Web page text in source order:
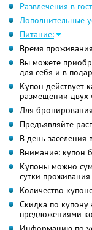
Развлечения в
Дополнительные
Питание:
Время
Вы можете
для себя и в
Купон действует
размещении двух
Для
Предъявляйте
В день заселения
Внимание: купон
Купоны можно
сутки проживания
Количество
Скидка по купону
предложениями